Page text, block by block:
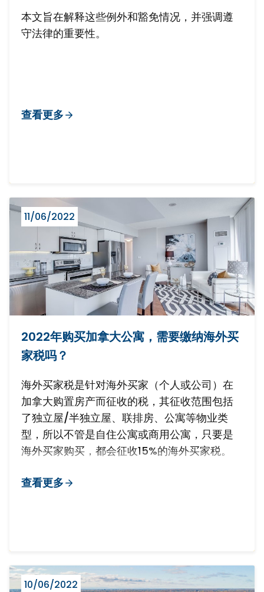
本文旨在解释这些例外和豁免情况，并强调遵
守法律的重要性。
查看更多
11/06/2022
2022年购买加拿大公寓，需要缴纳海外买
家税吗？
海外买家税是针对海外买家（个人或公司）在
加拿大购置房产而征收的税，其征收范围包括
了独立屋/半独立屋、联排房、公寓等物业类
型，所以不管是自住公寓或商用公寓，只要是
海外买家购买，都会征收15%的海外买家税。
查看更多
10/06/2022